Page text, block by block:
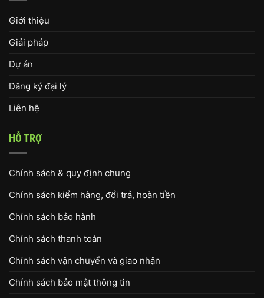
Giới thiệu
Giải pháp
Dự án
Đăng ký đại lý
Liên hệ
HỖ TRỢ
Chính sách & quy định chung
Chính sách kiểm hàng, đổi trả, hoàn tiền
Chính sách bảo hành
Chính sách thanh toán
Chính sách vận chuyển và giao nhận
Chính sách bảo mật thông tin